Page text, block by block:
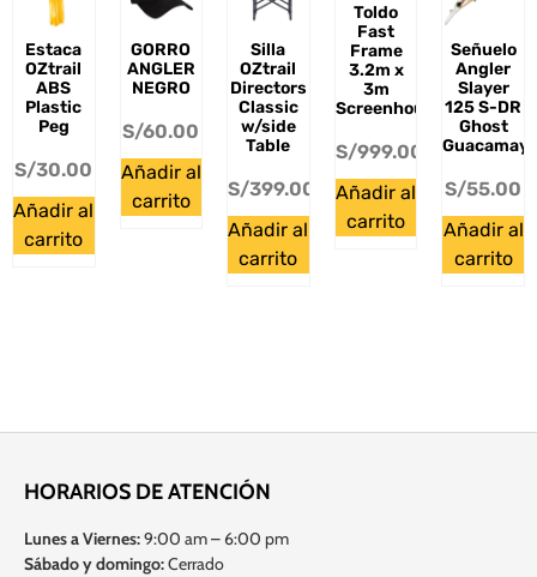
Estaca
OZtrail
ABS
Plastic
Peg
S/30.00
Añadir al
carrito
GORRO
ANGLER
NEGRO
S/60.00
Añadir al
carrito
Silla
OZtrail
Directors
Classic
w/side
Table
S/399.00
Añadir al
carrito
Toldo
Fast
Frame
3.2m x
3m
Screenhouse
S/999.00
Añadir al
carrito
Señuelo
Angler
Slayer
125 S-DR
Ghost
S/55.00
Añadir al
carrito
HORARIOS DE ATENCIÓN
Lunes a Viernes:9:00 am – 6:00 pm
Sábado y domingo:Cerrado